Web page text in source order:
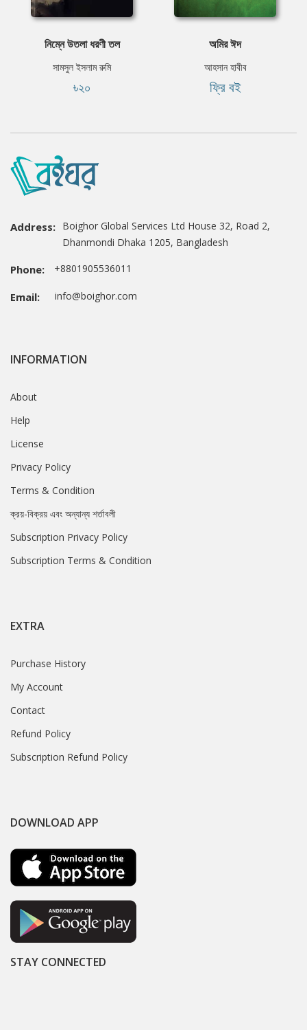
নিম্নে উতলা ধরণী তল
সামসুল ইসলাম রুমি
৳২০
অমির ঈদ
আহসান হাবীব
ফ্রি বই
Address: Boighor Global Services Ltd House 32, Road 2,
Dhanmondi Dhaka 1205, Bangladesh
Phone: +8801905536011
Email: info@boighor.com
INFORMATION
About
Help
License
Privacy Policy
Terms & Condition
ক্রয়-বিক্রয় এবং অন্যান্য শর্তাবলী
Subscription Privacy Policy
Subscription Terms & Condition
EXTRA
Purchase History
My Account
Contact
Refund Policy
Subscription Refund Policy
DOWNLOAD APP
STAY CONNECTED